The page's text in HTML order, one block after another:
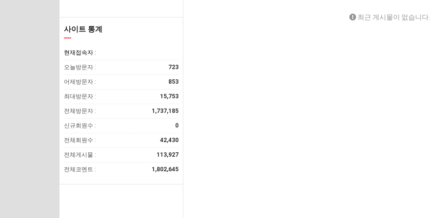
사이트 통계
현재접속자 :
오늘방문자 : 723
어제방문자 : 853
최대방문자 : 15,753
전체방문자 : 1,737,185
신규회원수 : 0
전체회원수 : 42,430
전체게시물 : 113,927
전체코멘트 : 1,802,645
최근 게시물이 없습니다.